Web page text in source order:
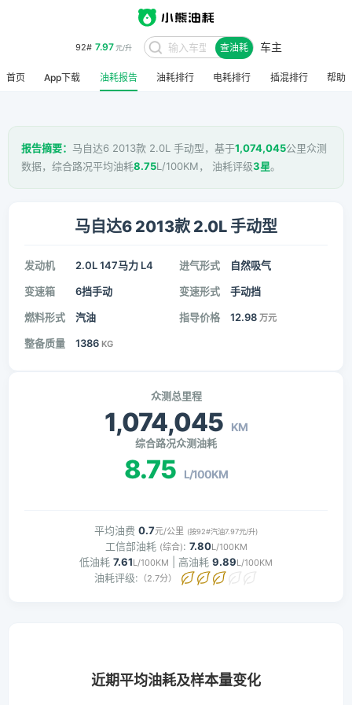
92# 7.97元/升 查油耗 车主
首页 App下载 油耗报告 油耗排行 电耗排行 插混排行 帮助
报告摘要： 马自达6 2013款 2.0L 手动型，基于1,074,045公里众测
数据，综合路况平均油耗8.75L/100KM， 油耗评级3星。
马自达6 2013款 2.0L 手动型
发动机 2.0L 147马力 L4 进气形式 自然吸气
变速箱 6挡手动 变速形式 手动挡
燃料形式 汽油 指导价格 12.98 万元
整备质量 1386 KG
众测总里程
1,074,045 KM
综合路况众测油耗
8.75 L/100KM
平均油费 0.7元/公里 (按92#汽油7.97元/升)
工信部油耗 (综合): 7.80L/100KM
低油耗 7.61L/100KM | 高油耗 9.89L/100KM
油耗评级: （2.7分）